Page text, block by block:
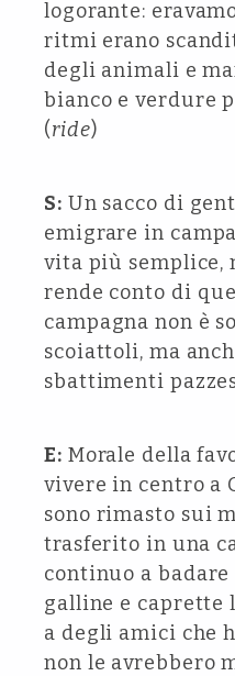
logorante:
ritmi erano
degli animali e
bianco e verdure
(ride)
S: Un sacco di
emigrare in
vita più semplice,
rende conto di
campagna non è
scoiattoli, ma
sbattimenti
E: Morale della
vivere in centro a
sono rimasto sui
trasferito in una
continuo a
galline e caprette
a degli amici che
non le avrebbero